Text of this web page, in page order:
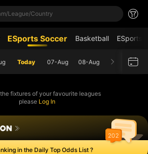
League/Country
ESports Soccer Basketball ESports
Today 07-Aug 08-Aug
fixtures of your favourite leagues
please Log In
in the Daily Top Odds List ?
202